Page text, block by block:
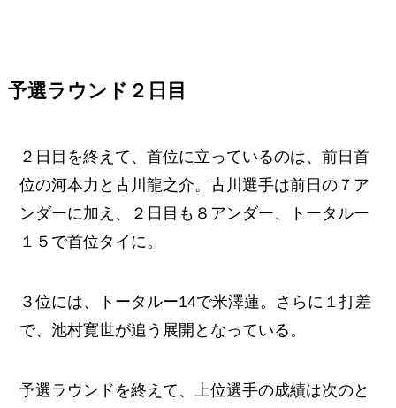
予選ラウンド２日目
２日目を終えて、首位に立っているのは、前日首
位の河本力と古川龍之介。古川選手は前日の７ア
ンダーに加え、２日目も８アンダー、トータルー
１５で首位タイに。
３位には、トータルー14で米澤蓮。さらに１打差
で、池村寛世が追う展開となっている。
予選ラウンドを終えて、上位選手の成績は次のと